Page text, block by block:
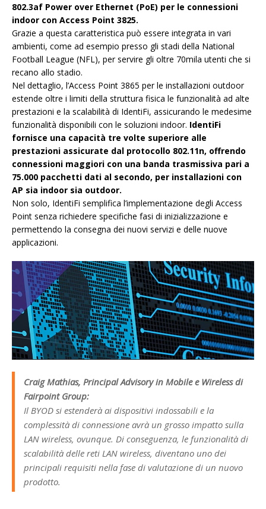
802.3af Power over Ethernet (PoE) per le connessioni
indoor con Access Point 3825.
Grazie a questa caratteristica può essere integrata in vari
ambienti, come ad esempio presso gli stadi della National
Football League (NFL), per servire gli oltre 70mila utenti che si
recano allo stadio.
Nel dettaglio, l’Access Point 3865 per le installazioni outdoor
estende oltre i limiti della struttura fisica le funzionalità ad alte
prestazioni e la scalabilità di IdentiFi, assicurando le medesime
funzionalità disponibili con le soluzioni indoor. IdentiFi
fornisce una capacità tre volte superiore alle
prestazioni assicurate dal protocollo 802.11n, offrendo
connessioni maggiori con una banda trasmissiva pari a
75.000 pacchetti dati al secondo, per installazioni con
AP sia indoor sia outdoor.
Non solo, IdentiFi semplifica l’implementazione degli Access
Point senza richiedere specifiche fasi di inizializzazione e
permettendo la consegna dei nuovi servizi e delle nuove
applicazioni.
Craig Mathias, Principal Advisory in Mobile e Wireless di
Fairpoint Group:
Il BYOD si estenderà ai dispositivi indossabili e la
complessità di connessione avrà un grosso impatto sulla
LAN wireless, ovunque. Di conseguenza, le funzionalità di
scalabilità delle reti LAN wireless, diventano uno dei
principali requisiti nella fase di valutazione di un nuovo
prodotto.